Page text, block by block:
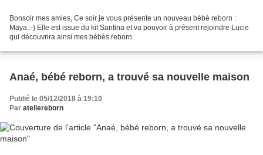
Bonsoir mes amies, Ce soir je vous présente un nouveau bébé reborn :
Maya :-) Elle est issue du kit Santina et va pouvoir à présent rejoindre Lucie
qui découvrira ainsi mes bébés reborn
Anaé, bébé reborn, a trouvé sa nouvelle maison
Publié le 05/12/2018 à 19:10
Par ateliereborn